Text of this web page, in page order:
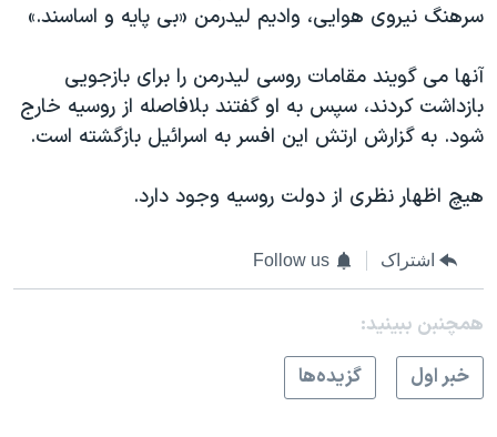
دادگاه حمید نوری
قانون شفافیت دارائی کادر رهبری ایران
اعتراضات مردمی آبان ۹۸
همایش محافظه‌کاران آمریکا «سی‌پک»
سفر پرزیدنت ترامپ به چین
سرهنگ نیروی هوایی، وادیم ليدرمن «بی پایه و اساسند.»
آنها می گویند مقامات روسی ليدرمن را برای بازجویی
بازداشت کردند، سپس به او گفتند بلافاصله از روسيه خارج
شود. به گزارش ارتش اين افسر به اسرائیل بازگشته است.
هیچ اظهار نظری از دولت روسیه وجود دارد.
اشتراک Follow us
همچنبن ببینید:
خبر اول
گزيده‌ها